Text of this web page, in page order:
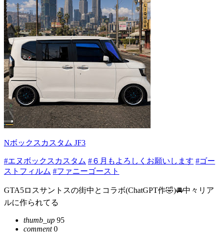
Nボックスカスタム JF3
#エヌボックスカスタム #６月もよろしくお願いします #ゴー
ストフィルム #ファニーゴースト
GTA5ロスサントスの街中とコラボ(ChatGPT作🤣)🚘中々リア
ルに作られてる
thumb_up 95
comment0